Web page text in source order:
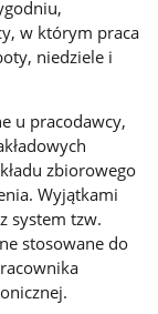
w którym praca
niedziele i
u pracodawcy,
zbiorowego
Wyjątkami
system tzw.
stosowane do